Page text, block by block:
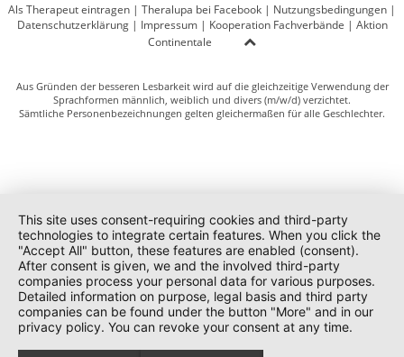
Als Therapeut eintragen | Theralupa bei Facebook | Nutzungsbedingungen |
Datenschutzerklärung| Impressum| Kooperation Fachverbände | Aktion
Continentale
Aus Gründen der besseren Lesbarkeit wird auf die gleichzeitige Verwendung der
Sprachformen männlich, weiblich und divers (m/w/d) verzichtet.
Sämtliche Personenbezeichnungen gelten gleichermaßen für alle Geschlechter.
This site uses consent-requiring cookies and third-party
technologies to integrate certain features. When you click the
"Accept All" button, these features are enabled (consent).
After consent is given, we and the involved third-party
companies process your personal data for various purposes.
Detailed information on purpose, legal basis and third party
companies can be found under the button "More" and in our
privacy policy. You can revoke your consent at any time.